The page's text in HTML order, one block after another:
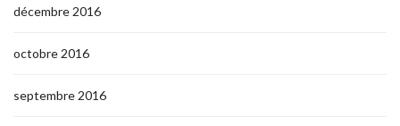
décembre 2016
octobre 2016
septembre 2016